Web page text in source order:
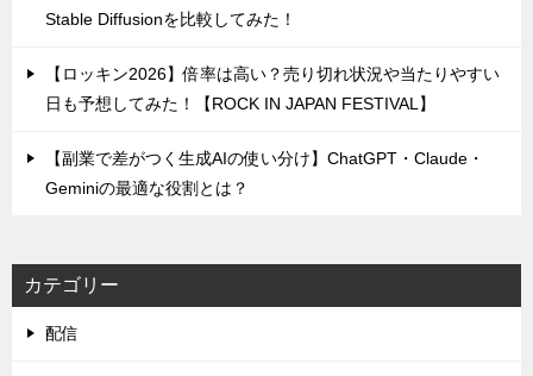
Stable Diffusionを比較してみた！
【ロッキン2026】倍率は高い？売り切れ状況や当たりやすい
日も予想してみた！【ROCK IN JAPAN FESTIVAL】
【副業で差がつく生成AIの使い分け】ChatGPT・Claude・
Geminiの最適な役割とは？
カテゴリー
配信